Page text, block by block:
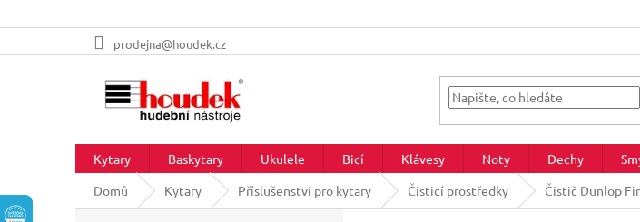
na
prodejna@houdek.cz
Kytary Baskytary Ukulele Bicí Klávesy Noty Dechy
Domů
Kytary Příslušenství pro kytary Čisticí prostředky Čistič Dunlop